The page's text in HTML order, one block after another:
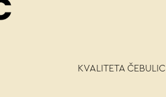
KVALITETA ČEBULIC